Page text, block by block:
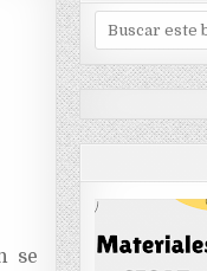
se
e
a
r
c
h
o
r
: